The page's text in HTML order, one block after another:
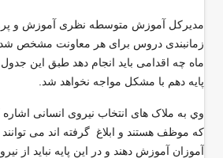
مدیرکل آموزش متوسطه نظری آموزش و
زمانبندی دروس برای هر معاونت مشخص
ماه چه اقدامی باید انجام دهد طبق این
پایه دهم با مشکل مواجه نخواهد شد
وي به ملاک های انتخاب نیروی انسانی اشاره
كه موظف هستند و ابلاغ گرفته اند می توانند
آموزان آموزش دهند و در اين پايه نبايد از